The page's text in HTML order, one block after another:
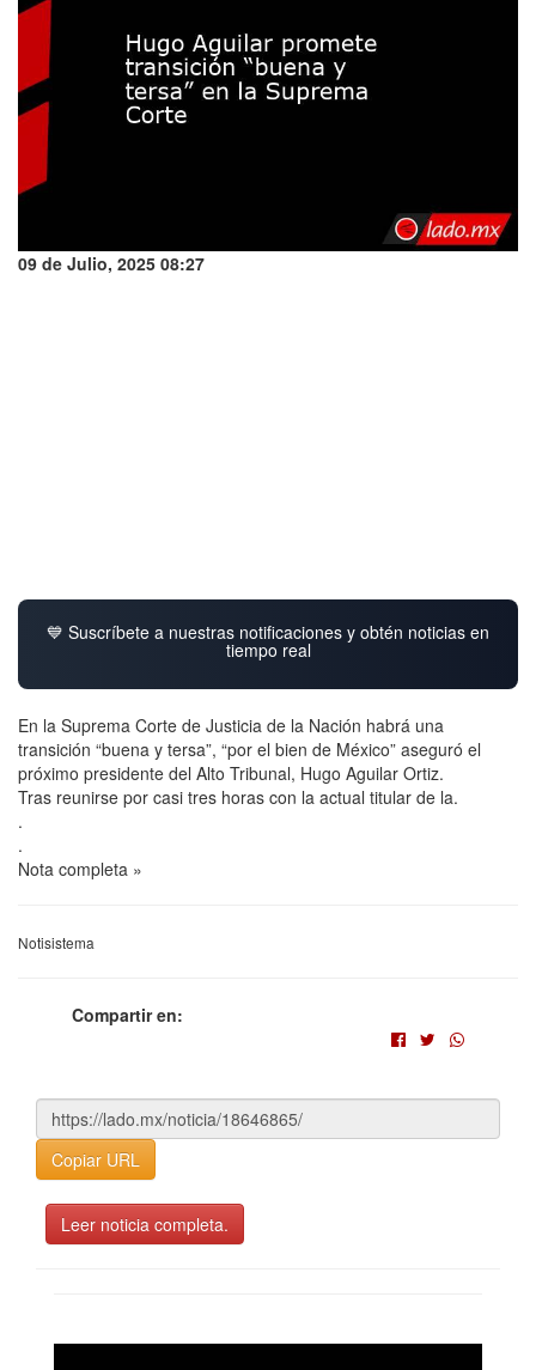
09 de Julio, 2025 08:27
💙 Suscríbete a nuestras notificaciones y obtén noticias en
tiempo real
En la Suprema Corte de Justicia de la Nación habrá una
transición “buena y tersa”, “por el bien de México” aseguró el
próximo presidente del Alto Tribunal, Hugo Aguilar Ortiz.
Tras reunirse por casi tres horas con la actual titular de la.
.
.
Nota completa »
Notisistema
Compartir en:
Copiar URL
Leer noticia completa.